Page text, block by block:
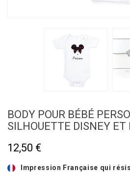
BODY POUR BÉBÉ
SILHOUETTE DISNEY ET
12,50 €
Impression Française qui